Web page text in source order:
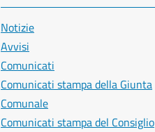
Notizie
Avvisi
Comunicati
Comunicati stampa della Giunta
Comunale
Comunicati stampa del Consiglio